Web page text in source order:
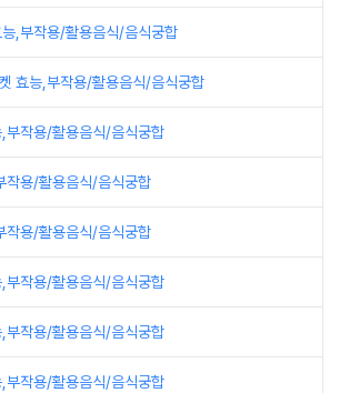
,부작용/활용음식/음식궁합
효능,부작용/활용음식/음식궁합
부작용/활용음식/음식궁합
작용/활용음식/음식궁합
작용/활용음식/음식궁합
부작용/활용음식/음식궁합
부작용/활용음식/음식궁합
부작용/활용음식/음식궁합